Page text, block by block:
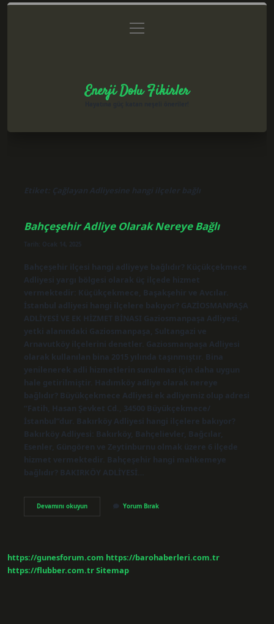
Gizlilik Politikası
menüyü
aç
Enerji Dolu Fikirler
Etiket: Çağlayan Adliyesine hangi ilçeler bağlı
Bahçeşehir Adliye Olarak Nereye Bağlı
Tarih: Ocak 14, 2025
Bahçeşehir ilçesi hangi adliyeye bağlıdır? Küçükçekmece
Adliyesi yargı bölgesi olarak üç ilçede hizmet
vermektedir: Küçükçekmece, Başakşehir ve Avcılar.
İstanbul adliyesi hangi ilçelere bakıyor? GAZİOSMANPAŞA
ADLİYESİ VE EK HİZMET BİNASI Gaziosmanpaşa Adliyesi,
yetki alanındaki Gaziosmanpaşa, Sultangazi ve
Arnavutköy ilçelerini denetler. Gaziosmanpaşa Adliyesi
olarak kullanılan bina 2015 yılında taşınmıştır. Bina
yenilenerek adli hizmetlerin sunulması için daha uygun
hale getirilmiştir. Hadımköy adliye olarak nereye
bağlıdır? Büyükçekmece Adliyesi ek adliyemiz olup adresi
“Fatih, Hasan Şevket Cd., 34500 Büyükçekmece/
İstanbul”dur. Bakırköy Adliyesi hangi ilçelere bakıyor?
Bakırköy Adliyesi: Bakırköy, Bahçelievler, Bağcılar,
Esenler, Güngören ve Zeytinburnu olmak üzere 6 ilçede
hizmet vermektedir. Bahçeşehir hangi mahkemeye
bağlıdır? BAKIRKÖY ADLİYESİ…
Devamını okuyunBahçeşehir
Adliye
Yorum Bırak
https://gunesforum.com https://barohaberleri.com.tr
https://flubber.com.trSitemap